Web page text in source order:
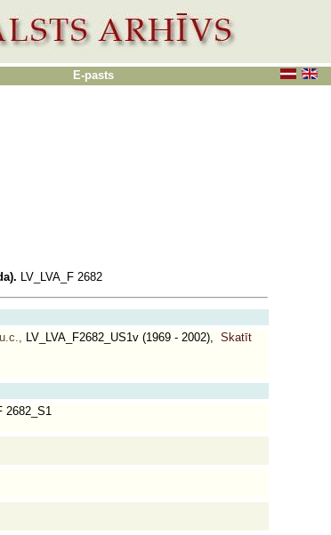
E-pasts
LV_LVA_F 2682
LV_LVA_F2682_US1v (1969 - 2002), Skatīt
2682_S1